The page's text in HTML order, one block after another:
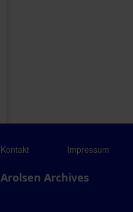
Kontakt Impressum
Arolsen Archives